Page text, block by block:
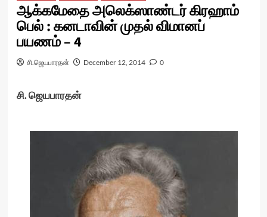
ஆக்கமேதை அலெக்ஸாண்டர் கிரஹாம்
பெல் : கனடாவின் முதல் விமானப்
பயணம் – 4
சி.ஜெயபாரதன் December 12, 2014 0
சி. ஜெயபாரதன்